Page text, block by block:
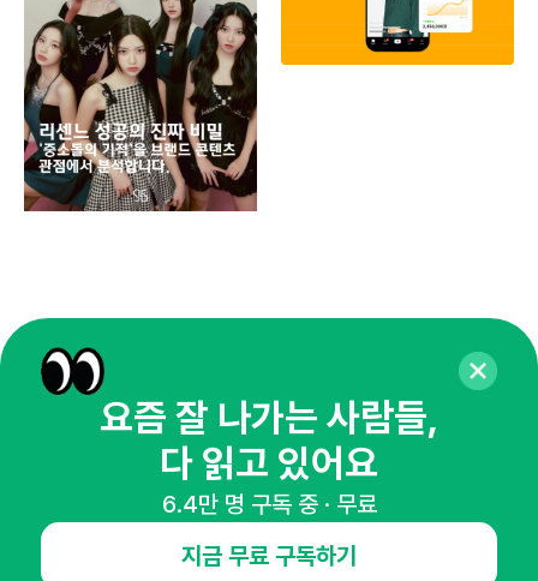
매주 화요일 아침,
요즘 잘 나가는 사람들,
다 읽고 있어요
6.4만 명 구독 중 · 무료
지금 무료 구독하기